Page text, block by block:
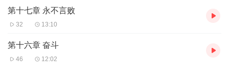
第十七章 永不言败
32 13:10
第十六章 奋斗
46 12:02